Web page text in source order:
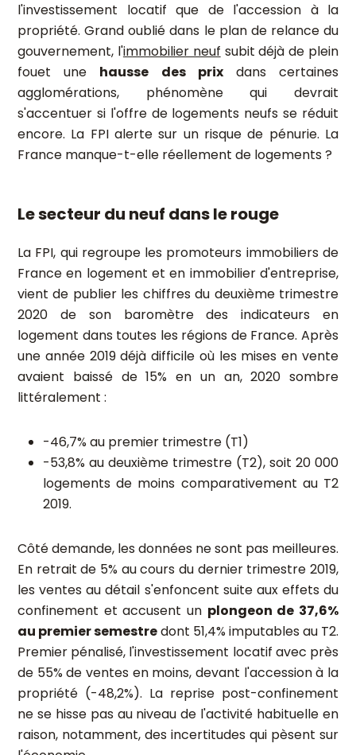
l'investissement locatif que de l'accession à la
propriété. Grand oublié dans le plan de relance du
gouvernement, l'immobilier neuf subit déjà de plein
fouet une hausse des prixdans certaines
agglomérations, phénomène qui devrait
s'accentuer si l'offre de logements neufs se réduit
encore. La FPI alerte sur un risque de pénurie. La
France manque-t-elle réellement de logements ?
Le secteur du neuf dans le rouge
La FPI, qui regroupe les promoteurs immobiliers de
France en logement et en immobilier d'entreprise,
vient de publier les chiffres du deuxième trimestre
2020 de son baromètre des indicateurs en
logement dans toutes les régions de France. Après
une année 2019 déjà difficile où les mises en vente
avaient baissé de 15% en un an, 2020 sombre
littéralement :
-46,7% au premier trimestre (T1)
-53,8% au deuxième trimestre (T2), soit 20 000
logements de moins comparativement au T2
2019.
Côté demande, les données ne sont pas meilleures.
En retrait de 5% au cours du dernier trimestre 2019,
les ventes au détail s'enfoncent suite aux effets du
confinement et accusent un plongeon de 37,6%
au premier semestredont 51,4% imputables au T2.
Premier pénalisé, l'investissement locatif avec près
de 55% de ventes en moins, devant l'accession à la
propriété (-48,2%). La reprise post-confinement
ne se hisse pas au niveau de l'activité habituelle en
raison, notamment, des incertitudes qui pèsent sur